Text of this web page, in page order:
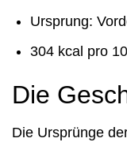
Ursprung:
304 kcal pro
Die
Die Ursprünge